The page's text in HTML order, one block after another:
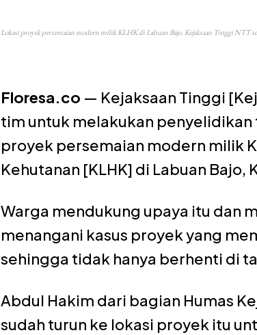
Lokasi proyek persemaian modern milik KLHK di Labuan Bajo. Kejaksaan Tinggi NTT
Floresa.co — Kejaksaan Tinggi
tim untuk melakukan
proyek persemaian modern milik
Kehutanan [KLHK] di Labuan
Warga mendukung upaya itu dan
menangani kasus proyek yang
sehingga tidak hanya berhenti di
Abdul Hakim dari bagian Humas
sudah turun ke lokasi proyek itu